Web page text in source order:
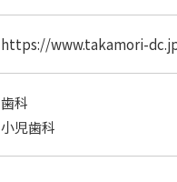
https://www.takamori-
歯科
小児歯科